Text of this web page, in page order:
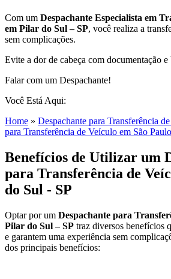
Com um Despachante Especialista em
em Pilar do Sul – SP, você realiza a
sem complicações.
Evite a dor de cabeça com documentação e
Falar com um Despachante!
Você Está Aqui:
Home » Despachante para Transferência
para Transferência de Veículo em São Paulo
Benefícios de Utilizar um
para Transferência de
do Sul - SP
Optar por um Despachante para
Pilar do Sul – SP traz diversos benefícios
e garantem uma experiência sem
dos principais benefícios: